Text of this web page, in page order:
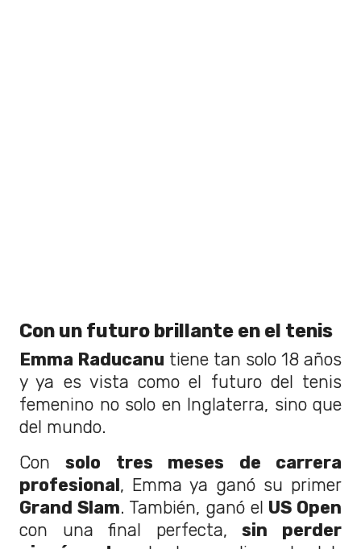
Con un futuro brillante en el tenis
Emma Raducanu tiene tan solo 18 años
y ya es vista como el futuro del tenis
femenino no solo en Inglaterra, sino que
del mundo.
Consolo tres meses de carrera
profesional, Emma ya ganó su primer
Grand Slam. También, ganó el US Open
con una final perfecta,sin perder